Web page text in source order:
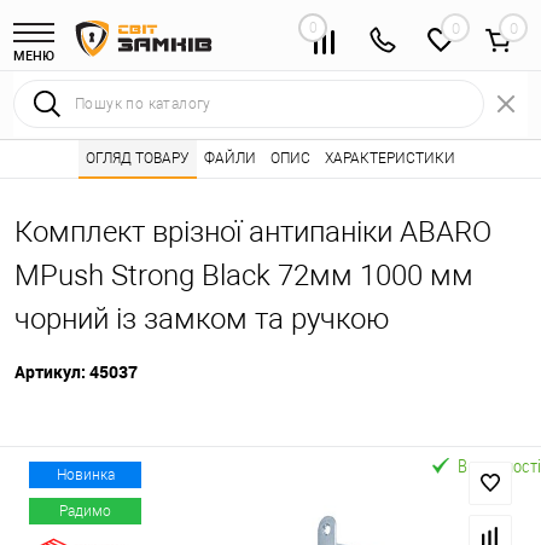
МЕНЮ
0 0
Інтернет магазин замків • Каталог товарів ⭐ • Системи
Комплект врізної антипаніки ABARO
МPush Strong Black 72мм 1000 мм
чорний із замком та ручкою
Артикул: 45037
ОГЛЯД ТОВАРУ ФАЙЛИ ОПИС ХАРАКТЕРИСТИКИ
Новинка
Радимо
В наявності